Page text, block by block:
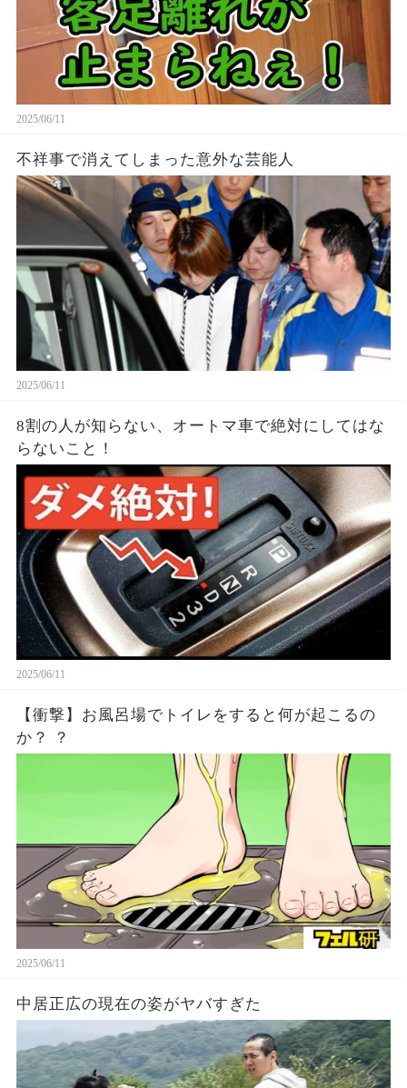
2025/06/11
不祥事で消えてしまった意外な芸能人
2025/06/11
8割の人が知らない、オートマ車で絶対にしてはな
らないこと！
2025/06/11
【衝撃】お風呂場でトイレをすると何が起こるの
か？ ？
2025/06/11
中居正広の現在の姿がヤバすぎた